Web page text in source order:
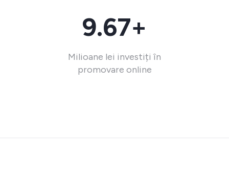
9.67+
Milioane lei investiți în
promovare online